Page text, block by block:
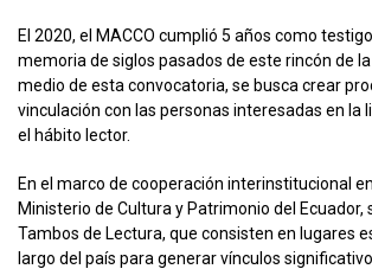
El 2020, el MACCO cumplió 5 años como
memoria de siglos pasados de este rincón de
medio de esta convocatoria, se busca crear
vinculación con las personas interesadas en la
el hábito lector.
En el marco de cooperación interinstitucional
Ministerio de Cultura y Patrimonio del Ecuador,
Tambos de Lectura, que consisten en lugares
largo del país para generar vínculos